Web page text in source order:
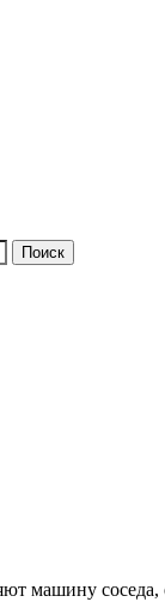
машину